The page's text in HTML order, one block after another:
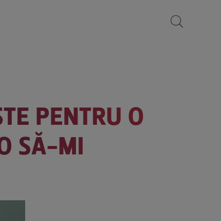
PENTRU O
SĂ-MI